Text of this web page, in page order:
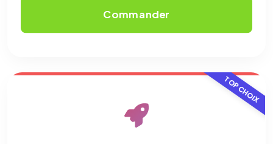
Commander
TOP CHOIX